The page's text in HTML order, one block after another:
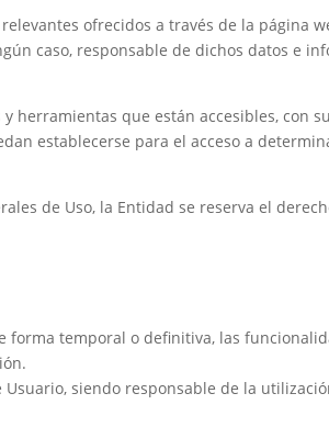
ofrecidos a través de la página
caso, responsable de dichos datos e
herramientas que están accesibles, con
establecerse para el acceso a
de Uso, la Entidad se reserva el
temporal o definitiva, las
siendo responsable de la